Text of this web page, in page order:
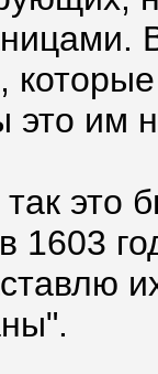
это им
это
1603